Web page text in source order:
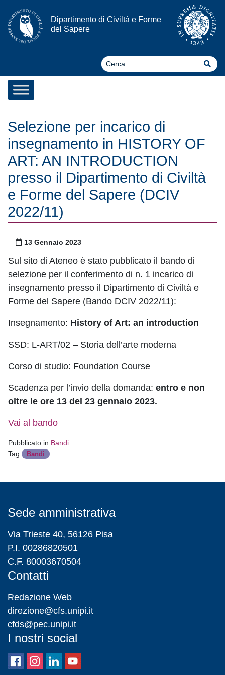
Vai al contenuto
Dipartimento di Civiltà e Forme
del Sapere
Selezione per incarico di
insegnamento in HISTORY OF
ART: AN INTRODUCTION
presso il Dipartimento di Civiltà
e Forme del Sapere (DCIV
2022/11)
Pubblicato il
13 Gennaio 2023
Sul sito di Ateneo è stato pubblicato il bando di
selezione per il conferimento di n. 1 incarico di
insegnamento presso il Dipartimento di Civiltà e
Forme del Sapere (Bando DCIV 2022/11):
Insegnamento: History of Art: an introduction
SSD: L-ART/02 – Storia dell’arte moderna
Corso di studio: Foundation Course
Scadenza per l’invio della domanda: entro e non
oltre le ore 13 del 23 gennaio 2023.
Vai al bando
Pubblicato in Bandi
Tag
Bandi
Sede amministrativa
Via Trieste 40, 56126 Pisa
P.I. 00286820501
C.F. 80003670504
Contatti
Redazione Web
direzione@cfs.unipi.it
cfds@pec.unipi.it
I nostri social